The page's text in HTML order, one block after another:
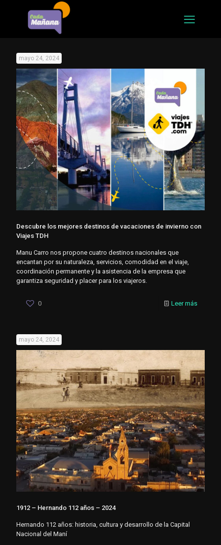
mayo 24, 2024
Descubre los mejores destinos de vacaciones de invierno con
Viajes TDH
Manu Carro nos propone cuatro destinos nacionales que
encantan por su naturaleza, servicios, comodidad en el viaje,
coordinación permanente y la asistencia de la empresa que
garantiza seguridad y placer para los viajeros.
0 Leer más
mayo 24, 2024
1912 – Hernando 112 años – 2024
Hernando 112 años: historia, cultura y desarrollo de la Capital
Nacional del Maní